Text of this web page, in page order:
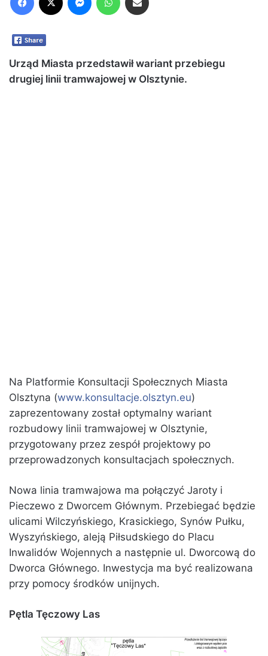
Urząd Miasta przedstawił wariant przebiegu
drugiej linii tramwajowej w Olsztynie.
Na Platformie Konsultacji Społecznych Miasta
Olsztyna (www.konsultacje.olsztyn.eu)
zaprezentowany został optymalny wariant
rozbudowy linii tramwajowej w Olsztynie,
przygotowany przez zespół projektowy po
przeprowadzonych konsultacjach społecznych.
Nowa linia tramwajowa ma połączyć Jaroty i
Pieczewo z Dworcem Głównym. Przebiegać będzie
ulicami Wilczyńskiego, Krasickiego, Synów Pułku,
Wyszyńskiego, aleją Piłsudskiego do Placu
Inwalidów Wojennych a następnie ul. Dworcową do
Dworca Głównego. Inwestycja ma być realizowana
przy pomocy środków unijnych.
Pętla Tęczowy Las